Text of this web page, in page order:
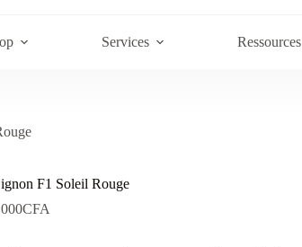
Services Ressources
F1 Soleil Rouge
CFA